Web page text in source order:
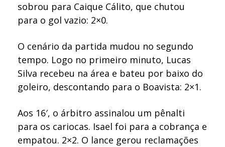
sobrou para Caique Cálito, que chutou
para o gol vazio: 2×0.
O cenário da partida mudou no segundo
tempo. Logo no primeiro minuto, Lucas
Silva recebeu na área e bateu por baixo do
goleiro, descontando para o Boavista: 2×1.
Aos 16′, o árbitro assinalou um pênalti
para os cariocas. Isael foi para a cobrança e
empatou. 2×2. O lance gerou reclamações